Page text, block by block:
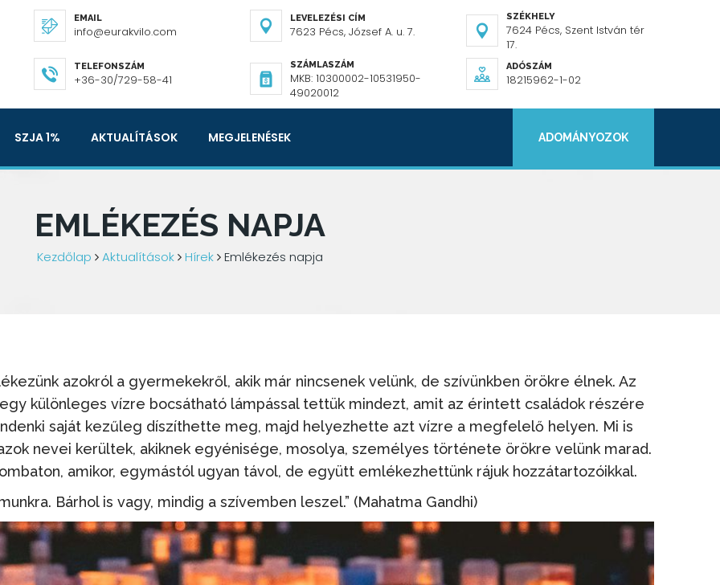
EMAIL
info@eurakvilo.com
LEVELEZÉSI CÍM
7623 Pécs, József A. u. 7.
SZÉKHELY
7624 Pécs, Szent István tér
17.
TELEFONSZÁM
+36-30/729-58-41
SZÁMLASZÁM
MKB: 10300002-10531950-
49020012
ADÓSZÁM
18215962-1-02
SZJA 1% AKTUALÍTÁSOK MEGJELENÉSEK ADOMÁNYOZOK
EMLÉKEZÉS NAPJA
Kezdőlap Aktualítások Hírek Emlékezés napja
azokról a gyermekekről, akik már nincsenek velünk, de szívünkben örökre élnek. Az
egy különleges vízre bocsátható lámpással tettük mindezt, amit az érintett családok részére
saját kezűleg díszíthette meg, majd helyezhette azt vízre a megfelelő helyen. Mi is
nevei kerültek, akiknek egyénisége, mosolya, személyes története örökre velünk marad.
amikor, egymástól ugyan távol, de együtt emlékezhettünk rájuk hozzátartozóikkal.
Bárhol is vagy, mindig a szívemben leszel.” (Mahatma Gandhi)